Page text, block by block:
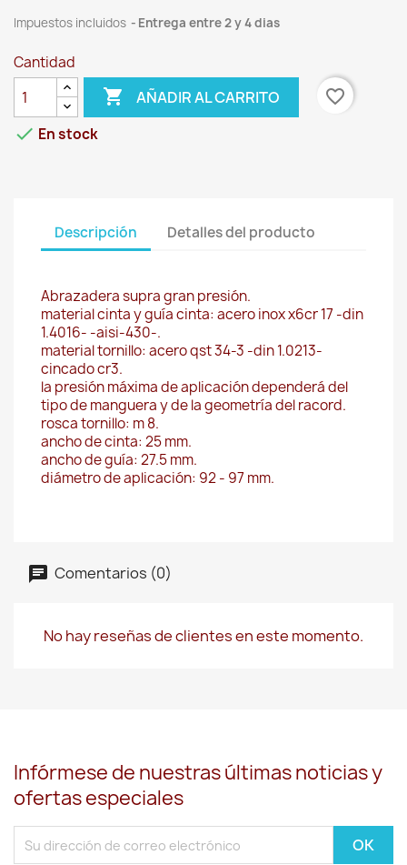
Impuestos incluidos Entrega entre 2 y 4 dias
Cantidad
 AÑADIR AL CARRITO
favorite_border
 En stock
Descripción Detalles del producto
Abrazadera supra gran presión.
material cinta y guía cinta: acero inox x6cr 17 -din
1.4016- -aisi-430-.
material tornillo: acero qst 34-3 -din 1.0213-
cincado cr3.
la presión máxima de aplicación dependerá del
tipo de manguera y de la geometría del racord.
rosca tornillo: m 8.
ancho de cinta: 25 mm.
ancho de guía: 27.5 mm.
diámetro de aplicación: 92 - 97 mm.
Comentarios (0)
No hay reseñas de clientes en este momento.
Infórmese de nuestras últimas noticias y
ofertas especiales